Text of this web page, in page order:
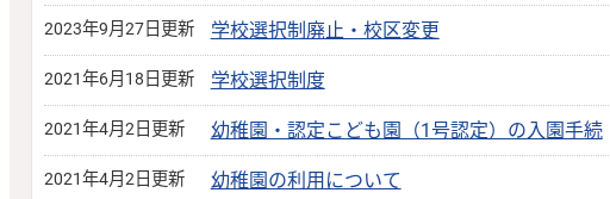
2023年9月27日更新 学校選択制廃止・校区変更
2021年6月18日更新 学校選択制度
2021年4月2日更新 幼稚園・認定こども園（1号認定）の入園手続
2021年4月2日更新 幼稚園の利用について